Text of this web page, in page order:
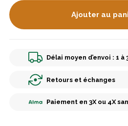
Ajouter au
Délai moyen d’envoi : 1
Retours et échanges
Paiement en 3X ou 4X